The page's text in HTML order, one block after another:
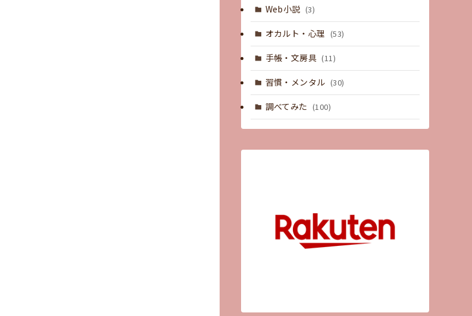
Web小説 (3)
オカルト・心理 (53)
手帳・文房具 (11)
習慣・メンタル (30)
調べてみた (100)